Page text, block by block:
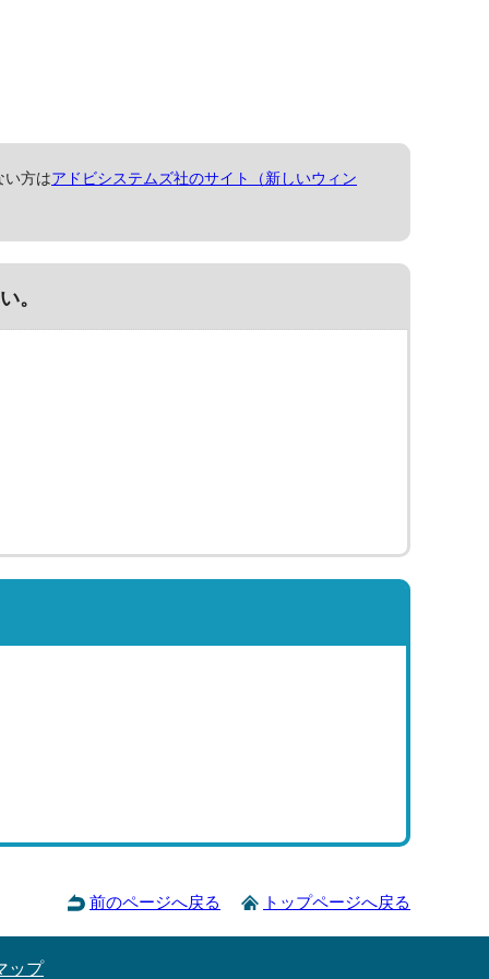
い方はアドビシステムズ社のサイト（新しいウィン
。
前のページへ戻る トップページへ戻る
ップ